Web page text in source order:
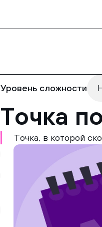
Уровень сложности
Точка
Точка, в которой